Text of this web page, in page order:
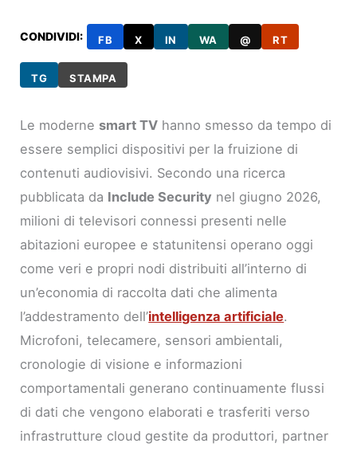
CONDIVIDI: FB X IN WA @ RT
TG STAMPA
Le moderne smart TV hanno smesso da tempo di
essere semplici dispositivi per la fruizione di
contenuti audiovisivi. Secondo una ricerca
pubblicata da Include Security nel giugno 2026,
milioni di televisori connessi presenti nelle
abitazioni europee e statunitensi operano oggi
come veri e propri nodi distribuiti all’interno di
un’economia di raccolta dati che alimenta
l’addestramento dell’intelligenza artificiale.
Microfoni, telecamere, sensori ambientali,
cronologie di visione e informazioni
comportamentali generano continuamente flussi
di dati che vengono elaborati e trasferiti verso
infrastrutture cloud gestite da produttori, partner